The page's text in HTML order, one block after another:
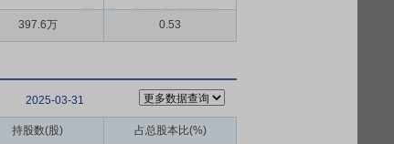
397.6万 0.53
2025-03-31
持股数(股) 占总股本比(%)